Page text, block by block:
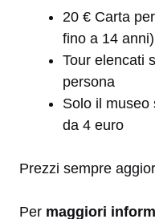
20 € Carta
fino a 14 anni)
Tour elencati
persona
Solo il museo
da 4 euro
Prezzi sempre
Per maggiori